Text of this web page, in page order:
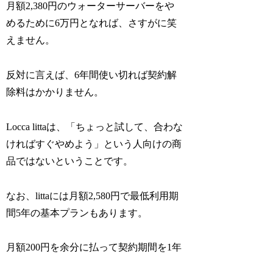
月額2,380円のウォーターサーバーをや
めるために6万円となれば、さすがに笑
えません。
反対に言えば、6年間使い切れば契約解
除料はかかりません。
Locca littaは、「ちょっと試して、合わな
ければすぐやめよう」という人向けの商
品ではないということです。
なお、littaには月額2,580円で最低利用期
間5年の基本プランもあります。
月額200円を余分に払って契約期間を1年